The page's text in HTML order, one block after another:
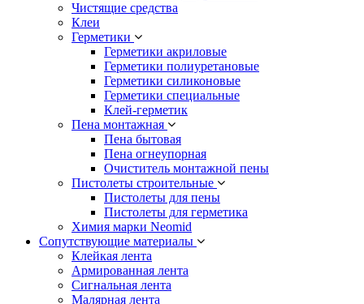
Чистящие средства
Клеи
Герметики
Герметики акриловые
Герметики полиуретановые
Герметики силиконовые
Герметики специальные
Клей-герметик
Пена монтажная
Пена бытовая
Пена огнеупорная
Очиститель монтажной пены
Пистолеты строительные
Пистолеты для пены
Пистолеты для герметика
Химия марки Neomid
Сопутствующие материалы
Клейкая лента
Армированная лента
Сигнальная лента
Малярная лента